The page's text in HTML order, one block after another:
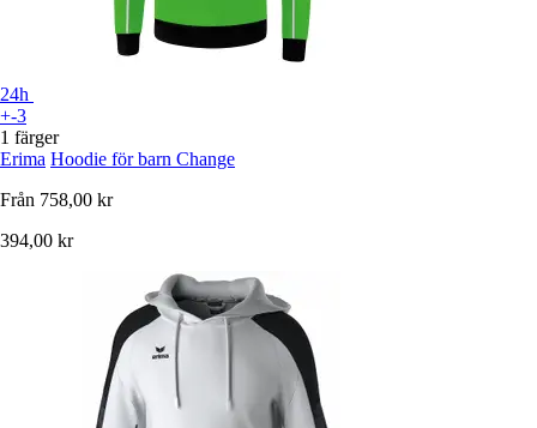
24h
+-3
1 färger
Erima Hoodie för barn Change
Från 758,00 kr
394,00 kr